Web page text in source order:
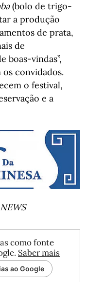
(bolo de trigo-
a produção
de prata,
de
boas-vindas”,
convidados.
o festival,
e a
como fonte
Saber mais
ao Google